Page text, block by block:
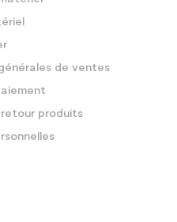
de ventes
retour produits